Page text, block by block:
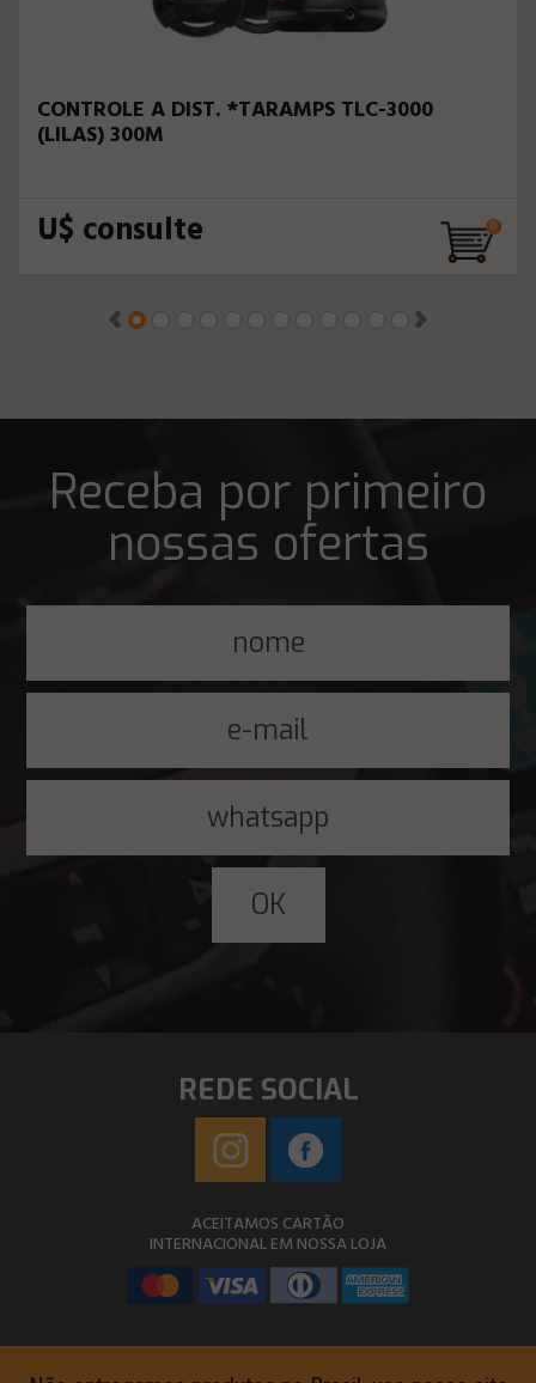
CONTROLE A DIST. *TARAMPS TLC-3000
(LILAS) 300M
U$ consulte
Receba por primeiro
nossas ofertas
REDE SOCIAL
ACEITAMOS CARTÃO
INTERNACIONAL EM NOSSA LOJA